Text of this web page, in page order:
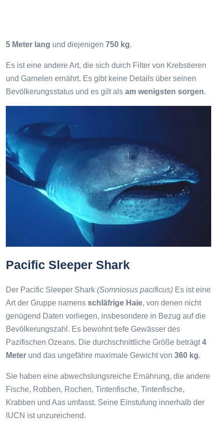
5 Meter lang und diejenigen 750 kg.
Es ist eine andere Art, die sich durch Filter von Krebstieren
und Garnelen ernährt. Es gibt keine Details über seinen
Bevölkerungsstatus und es gilt als am wenigsten sorgen.
Pacific Sleeper Shark
Der Pacific Sleeper Shark (Somniosus pacificus) Es ist eine
Art der Gruppe namens schläfrige Haie, von denen nicht
genügend Daten vorliegen, insbesondere in Bezug auf die
Bevölkerungszahl. Es bewohnt tiefe Gewässer des
Pazifischen Ozeans. Die durchschnittliche Größe beträgt4
Meter und das ungefähre maximale Gewicht von 360 kg.
Sie haben eine abwechslungsreiche Ernährung, die andere
Fische, Robben, Rochen, Tintenfische, Tintenfische,
Krabben und Aas umfasst. Seine Einstufung innerhalb der
IUCN ist unzureichend.